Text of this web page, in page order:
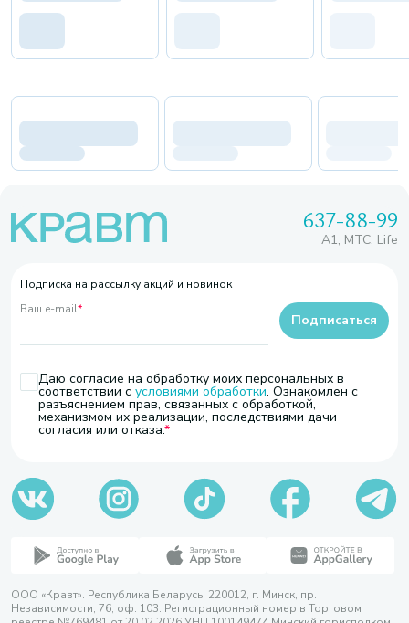
637-88-99
A1, МТС, Life
Подписка на рассылку акций и новинок
Ваш e-mail*
Даю согласие на обработку моих персональных в
соответствии с условиями обработки. Ознакомлен с
разъяснением прав, связанных с обработкой,
механизмом их реализации, последствиями дачи
согласия или отказа.
Подписаться
ООО «Кравт». Республика Беларусь, 220012, г. Минск, пр.
Независимости, 76, оф. 103. Регистрационный номер в Торговом